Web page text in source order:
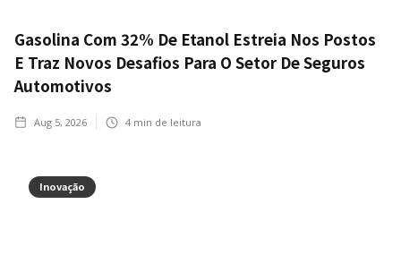
Gasolina Com 32% De Etanol Estreia Nos Postos
E Traz Novos Desafios Para O Setor De Seguros
Automotivos
Aug 5, 2026 4 min de leitura
Inovação